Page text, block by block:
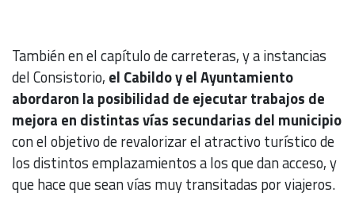
También en el capítulo de carreteras, y a instancias
del Consistorio, el Cabildo y el Ayuntamiento
abordaron la posibilidad de ejecutar trabajos de
mejora en distintas vías secundarias del municipio
con el objetivo de revalorizar el atractivo turístico de
los distintos emplazamientos a los que dan acceso, y
que hace que sean vías muy transitadas por viajeros.